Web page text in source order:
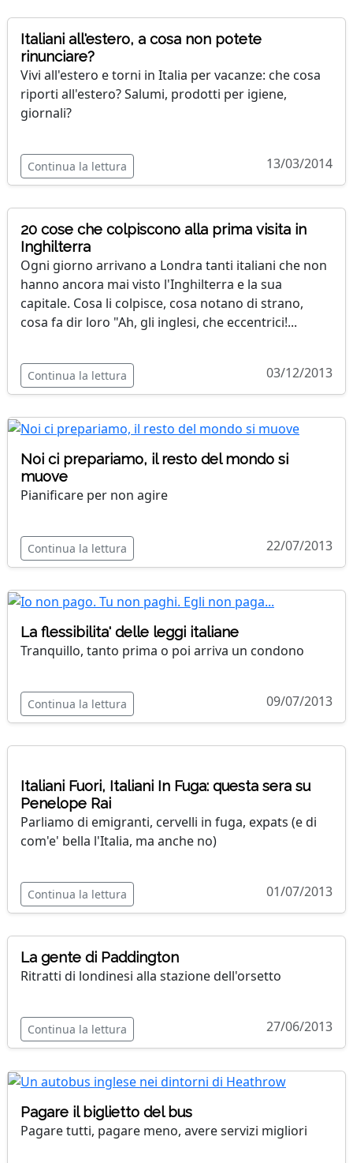
Italiani all'estero, a cosa non potete
rinunciare?
Vivi all'estero e torni in Italia per vacanze: che cosa
riporti all'estero? Salumi, prodotti per igiene,
giornali?
Continua la lettura 13/03/2014
20 cose che colpiscono alla prima visita in
Inghilterra
Ogni giorno arrivano a Londra tanti italiani che non
hanno ancora mai visto l'Inghilterra e la sua
capitale. Cosa li colpisce, cosa notano di strano,
cosa fa dir loro "Ah, gli inglesi, che eccentrici!...
Continua la lettura 03/12/2013
Noi ci prepariamo, il resto del mondo si
muove
Pianificare per non agire
Continua la lettura 22/07/2013
La flessibilita' delle leggi italiane
Tranquillo, tanto prima o poi arriva un condono
Continua la lettura 09/07/2013
Italiani Fuori, Italiani In Fuga: questa sera su
Penelope Rai
Parliamo di emigranti, cervelli in fuga, expats (e di
com'e' bella l'Italia, ma anche no)
Continua la lettura 01/07/2013
La gente di Paddington
Ritratti di londinesi alla stazione dell'orsetto
Continua la lettura 27/06/2013
Pagare il biglietto del bus
Pagare tutti, pagare meno, avere servizi migliori